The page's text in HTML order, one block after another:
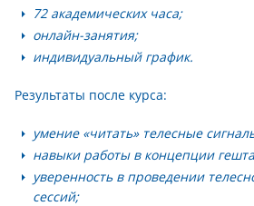
72 академических часа;
онлайн-занятия;
индивидуальный график.
Результаты после курса:
умение «читать» телесные
навыки работы в концепции
уверенность в проведении
сессий;